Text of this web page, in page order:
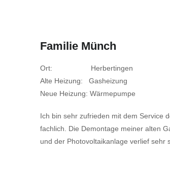
Familie Münch
Ort: Herbertingen
Alte Heizung: Gasheizung
Neue Heizung: Wärmepumpe
Ich bin sehr zufrieden mit dem Service
fachlich. Die Demontage meiner alten
und der Photovoltaikanlage verlief sehr